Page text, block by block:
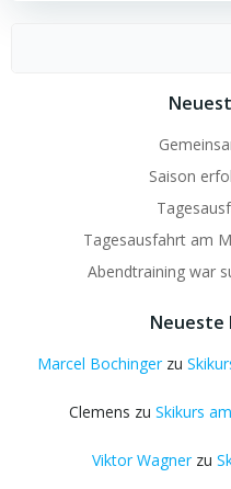
Saison
Tagesausfahrt am
Abendtraining war
Neueste
Marcel Bochingerzu
Clemens zu Skikurs
Viktor Wagnerzu